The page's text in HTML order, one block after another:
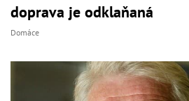
doprava je odklaňaná
Domáce